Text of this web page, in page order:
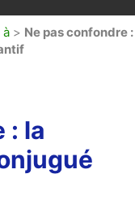
à > Ne pas confondre :
: la